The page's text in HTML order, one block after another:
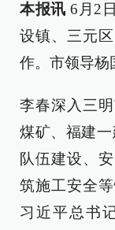
本报讯 6月2
设镇、三元
作。市领导杨
李春深入三
煤矿、福建
队伍建设、
筑施工安全
习近平总书